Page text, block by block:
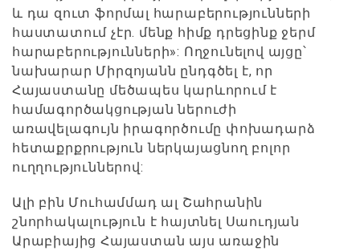
և դա զուտ ֆորմալ հարաբերությունների
հաստատում չէր. մենք հիմք դրեցինք ջերմ
հարաբերությունների»: Ողջունելով այցը՝
նախարար Միրզոյանն ընդգծել է, որ
Հայաստանը մեծապես կարևորում է
համագործակցության ներուժի
առավելագույն իրագործումը փոխադարձ
հետաքրքրություն ներկայացնող բոլոր
ուղղություններով:
Ալի բին Մուհամմադ ալ Շահրանին
շնորհակալություն է հայտնել Սաուդյան
Արաբիայից Հայաստան այս առաջին